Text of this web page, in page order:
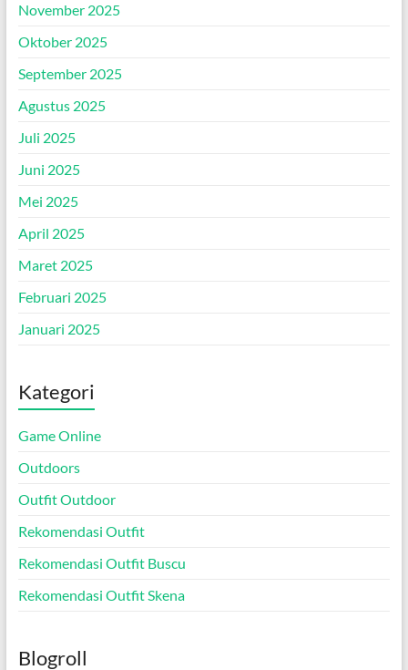
November 2025
Oktober 2025
September 2025
Agustus 2025
Juli 2025
Juni 2025
Mei 2025
April 2025
Maret 2025
Februari 2025
Januari 2025
Kategori
Game Online
Outdoors
Outfit Outdoor
Rekomendasi Outfit
Rekomendasi Outfit Buscu
Rekomendasi Outfit Skena
Blogroll